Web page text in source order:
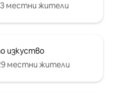
местни жители
изкуство
местни жители